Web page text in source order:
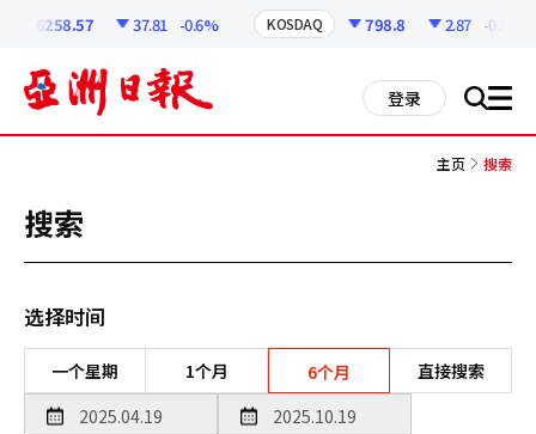
6258.57 37.81 -0.6% KOSDAQ 798.8 2.87 -0.36%
登录 搜 all
主页 搜索
搜索
选择时间
一个星期 1个月 6个月 直接搜索